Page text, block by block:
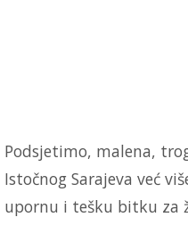
Podsjetimo, malena,
Istočnog Sarajeva već
upornu i tešku bitku za